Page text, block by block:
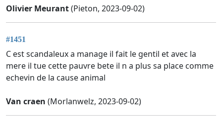
Olivier Meurant(Pieton, 2023-09-02)
#1451
C est scandaleux a manage il fait le gentil et avec la
mere il tue cette pauvre bete il n a plus sa place comme
echevin de la cause animal
Van craen (Morlanwelz, 2023-09-02)